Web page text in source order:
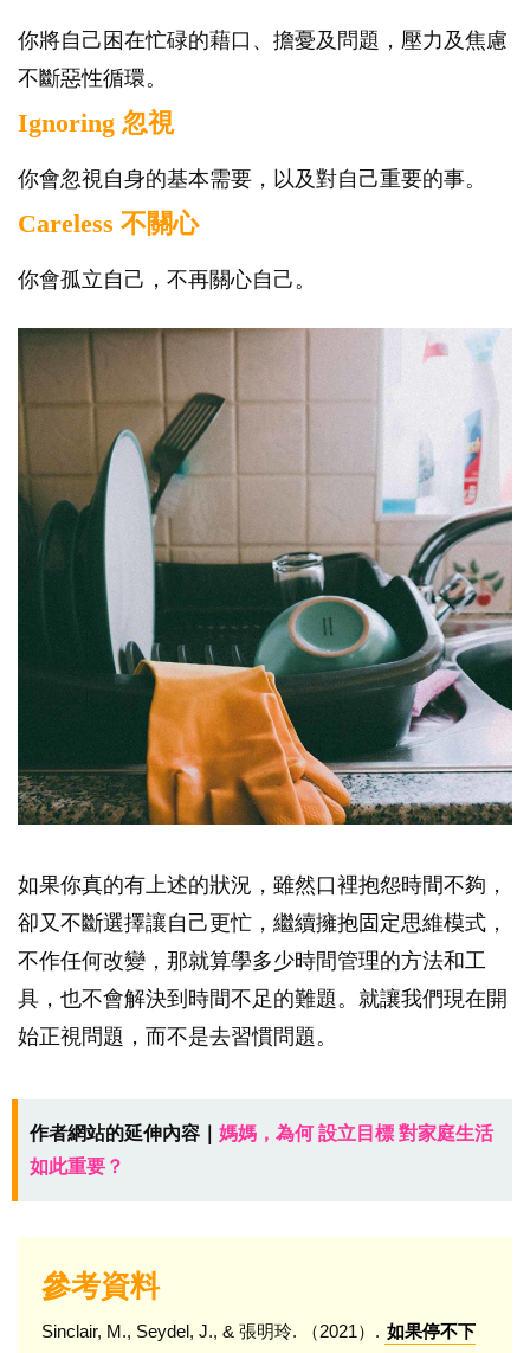
你將自己困在忙碌的藉口、擔憂及問題，壓力及焦慮
不斷惡性循環。
Ignoring 忽視
你會忽視自身的基本需要，以及對自己重要的事。
Careless 不關心
你會孤立自己，不再關心自己。
如果你真的有上述的狀況，雖然口裡抱怨時間不夠，
卻又不斷選擇讓自己更忙，繼續擁抱固定思維模式，
不作任何改變，那就算學多少時間管理的方法和工
具，也不會解決到時間不足的難題。就讓我們現在開
始正視問題，而不是去習慣問題。
作者網站的延伸內容｜ 媽媽，為何 設立目標 對家庭生活
如此重要？
參考資料
Sinclair, M., Seydel, J., & 張明玲. （2021）. 如果停不下